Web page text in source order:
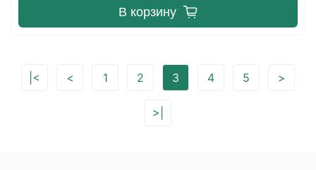
В корзину
|< < 1 2 3 4 5 >
>|